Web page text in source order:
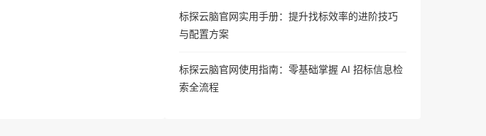
标探云脑官网实用手册：提升找标效率的进阶技巧
与配置方案
标探云脑官网使用指南：零基础掌握 AI 招标信息检
索全流程